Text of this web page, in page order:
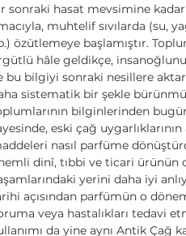
sonraki hasat mevsimine
muhtelif sıvılarda (su,
özütlemeye başlamıştır.
hâle geldikçe,
bu bilgiyi sonraki nesillere
sistematik bir şekle
bilginlerinden
eski çağ
nasıl parfüme
dinî, tıbbi ve ticari ürünün
yerini daha iyi
açısından parfümün o
veya hastalıkları tedavi
da yine aynı Antik Çağ